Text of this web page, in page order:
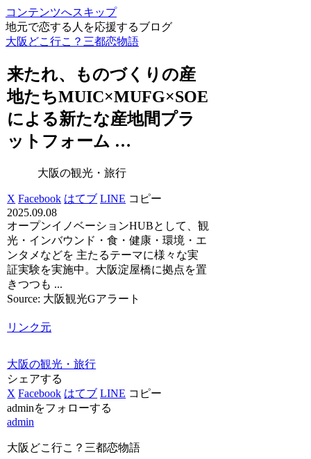
コンテンツへスキップ
地元で恋する人を応援するブログ
大阪どこ行こ？三都恋物語
来たれ、ものづくりの産
地たち​MUIC×MUFG×SOE
による新たな産地間プラ
ットフォーム …
大阪の観光・旅行
X Facebook はてブ LINE コピー
2025.09.08
オープンイノベーションHUBとして、観
光・インバウンド・食・健康・環境・エ
ンタメなどを 主たるテーマに様々な実
証実験を実施中。大阪淀屋橋に拠点を置
きつつも ...
Source: 大阪観光Gアラート
リンク元
大阪の観光・旅行
シェアする
X Facebook はてブ LINE コピー
adminをフォローする
admin
大阪どこ行こ？三都恋物語